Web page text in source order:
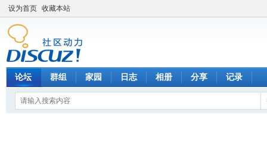
设为首页 收藏本站
论坛 群组 家园 日志 相册 分享 记录